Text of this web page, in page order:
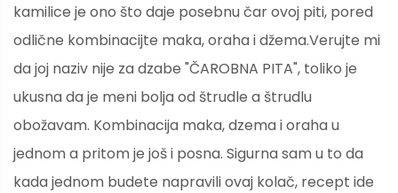
kamilice je ono što daje posebnu čar ovoj piti, pored
odlične kombinacijte maka, oraha i džema.Verujte mi
da joj naziv nije za dzabe "ČAROBNA PITA", toliko je
ukusna da je meni bolja od štrudle a štrudlu
obožavam. Kombinacija maka, dzema i oraha u
jednom a pritom je još i posna. Sigurna sam u to da
kada jednom budete napravili ovaj kolač, recept ide